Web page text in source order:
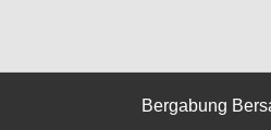
Bergabung